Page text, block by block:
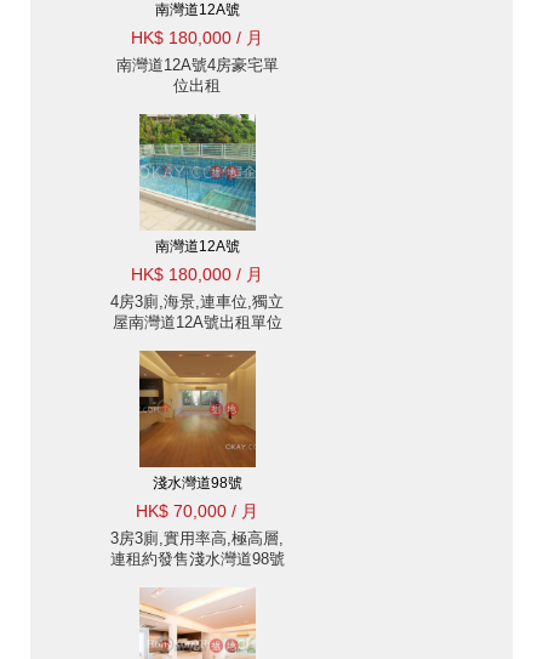
南灣道12A號
HK$ 180,000 / 月
南灣道12A號4房豪宅單
位出租
南灣道12A號
HK$ 180,000 / 月
4房3廁,海景,連車位,獨立
屋南灣道12A號出租單位
淺水灣道98號
HK$ 70,000 / 月
3房3廁,實用率高,極高層,
連租約發售淺水灣道98號